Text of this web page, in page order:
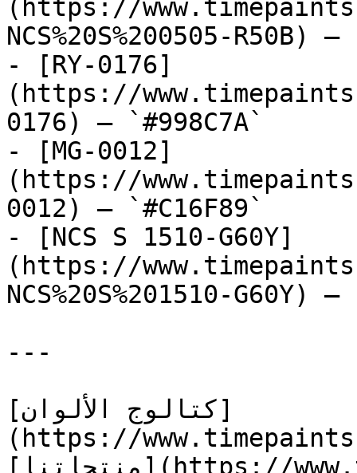
(https://
NCS%20S%200505-R50B)
- [RY-0176]
(https://
0176) — `#998C7A`
- [MG-0012]
(https://
0012) — `#C16F89`
- [NCS S 1510-G60Y]
(https://
NCS%20S%201510-G60Y)
---
[كتالوج الألوان]
(https://
[منتجاتنا](https://www.timepaints.com/ar/products)